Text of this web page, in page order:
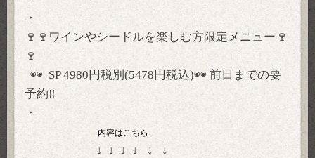
・
🍷🍷ワインやシードルを楽しむ方限定メニュー🍷
🍷
◉◉ SP 4980円税別(5478円税込)◉◉ 前日までの要
予約‼️
・
内容はこちら
↓ ↓ ↓ ↓ ↓ ↓